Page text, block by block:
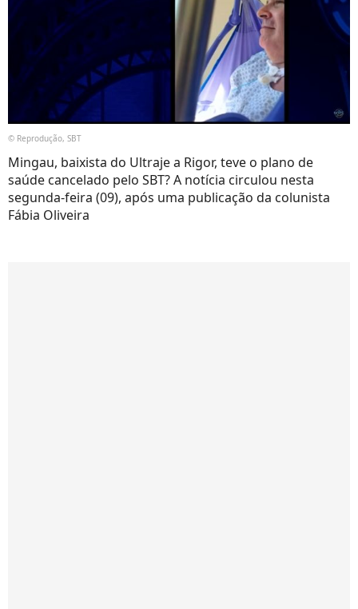
© Reprodução, SBT
Mingau, baixista do Ultraje a Rigor, teve o plano de
saúde cancelado pelo SBT? A notícia circulou nesta
segunda-feira (09), após uma publicação da colunista
Fábia Oliveira